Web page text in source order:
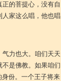
的菩提心，没有自
家这么唱，他也唱
力也大。咱们天天
是佛教。如果咱们
份。一个王子将来